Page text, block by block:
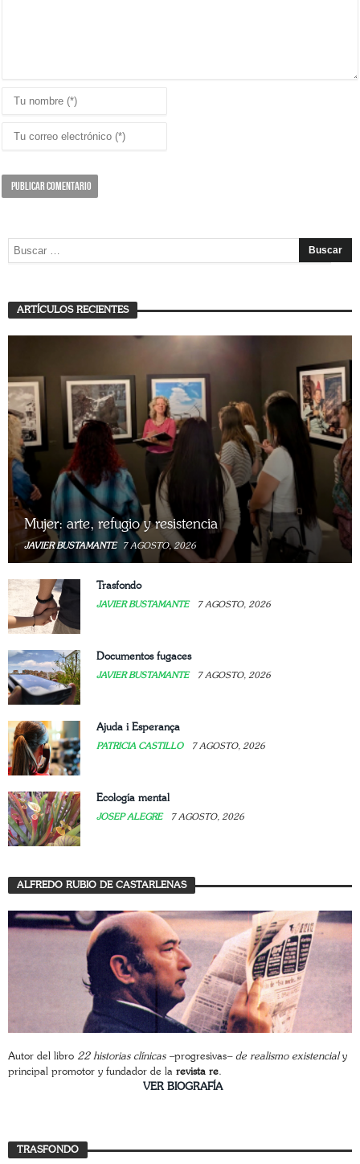
ARTÍCULOS RECIENTES
Mujer: arte, refugio y resistencia
JAVIER BUSTAMANTE 7 AGOSTO, 2026
Trasfondo
JAVIER BUSTAMANTE 7 AGOSTO, 2026
Documentos fugaces
JAVIER BUSTAMANTE 7 AGOSTO, 2026
Ajuda i Esperança
PATRICIA CASTILLO 7 AGOSTO, 2026
Ecología mental
JOSEP ALEGRE 7 AGOSTO, 2026
ALFREDO RUBIO DE CASTARLENAS
Autor del libro 22 historias clínicas –progresivas– de realismo existencialy
principal promotor y fundador de la revista re.
VER BIOGRAFÍA
TRASFONDO
JAVIER BUSTAMANTE